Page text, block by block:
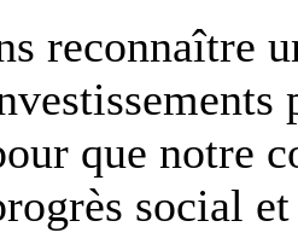
reconnaître
que notre
social